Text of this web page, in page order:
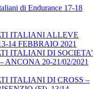
di Endurance 17-18
ITALIANI ALLEVE
14 FEBBRAIO 2021
ITALIANI DI SOCIETA’
ANCONA 20-21/02/2021
ITALIANI DI CROSS –